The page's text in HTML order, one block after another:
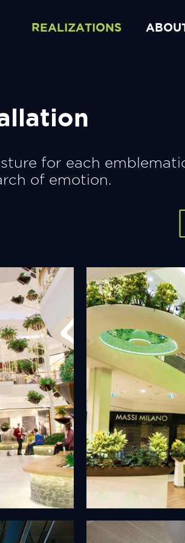
REALIZATIONS
for each
of emotion.
OVNIS